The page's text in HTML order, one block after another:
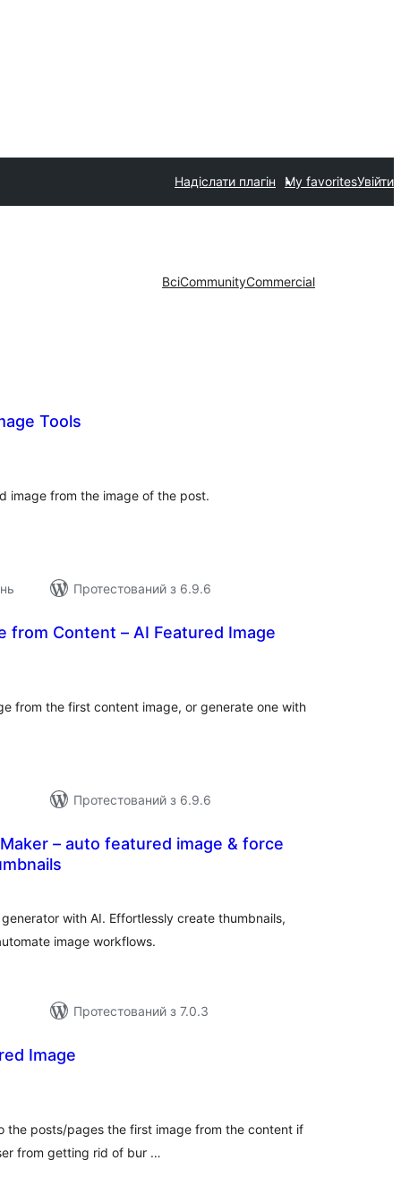
Надіслати плагін My favoritesУвійти
ВсіCommunityCommercial
Tools
image from the image of the post.
Протестований з 6.9.6
from Content – AI Featured Image
from the first content image, or generate one with
Протестований з 6.9.6
– auto featured image & force
with AI. Effortlessly create thumbnails,
image workflows.
Протестований з 7.0.3
Image
the posts/pages the first image from the content if
from getting rid of bur …